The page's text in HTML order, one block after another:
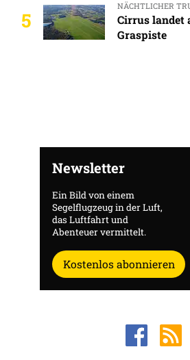
5
NÄCHTLICHER
Cirrus landet
Graspiste
Newsletter
Ein Bild von einem
Segelflugzeug in der Luft,
das Luftfahrt und
Abenteuer vermittelt.
Kostenlos abonnieren